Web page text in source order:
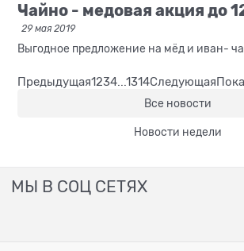
Чайно - медовая акция до
29 мая 2019
Выгодное предложение на мёд и иван-
Предыдущая1234 1314Следующая
Все новости
Новости недели
МЫ В СОЦ СЕТЯХ